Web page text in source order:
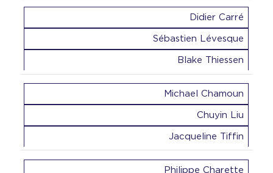
Didier Carré
Sébastien Lévesque
Blake Thiessen
Michael Chamoun
Chuyin Liu
Jacqueline Tiffin
Philippe Charette